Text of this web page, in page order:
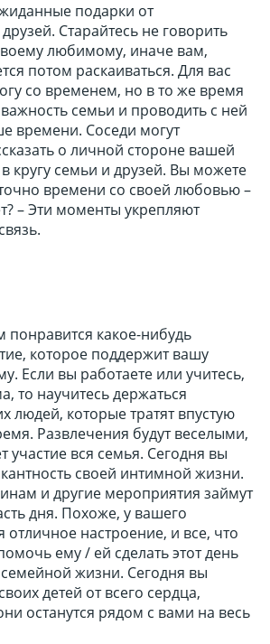
подарки от
Старайтесь не говорить
любимому, иначе вам,
потом раскаиваться. Для вас
со временем, но в то же время
семьи и проводить с ней
времени. Соседи могут
о личной стороне вашей
кругу семьи и друзей. Вы можете
времени со своей любовью –
– Эти моменты укрепляют
понравится какое-нибудь
которое поддержит вашу
Если вы работаете или учитесь,
то научитесь держаться
людей, которые тратят впустую
Развлечения будут веселыми,
участие вся семья. Сегодня вы
своей интимной жизни.
и другие мероприятия займут
дня. Похоже, у вашего
отличное настроение, и все, что
ему / ей сделать этот день
жизни. Сегодня вы
детей от всего сердца,
останутся рядом с вами на весь